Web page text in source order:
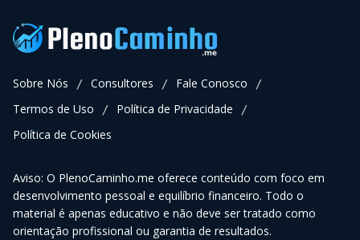
Sobre Nós / Consultores / Fale Conosco /
Termos de Uso / Política de Privacidade /
Política de Cookies
Aviso: O PlenoCaminho.me oferece conteúdo com foco em
desenvolvimento pessoal e equilíbrio financeiro. Todo o
material é apenas educativo e não deve ser tratado como
orientação profissional ou garantia de resultados.